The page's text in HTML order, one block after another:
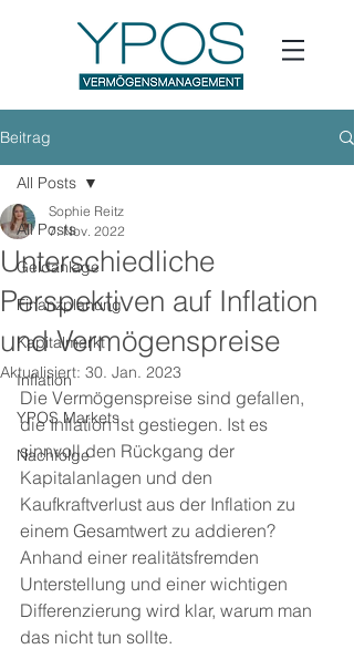
Beitrag
All Posts
Geldanlage
Finanzplanung
Kapitalmarkt
Inflation
YPOS Markets
Nachfolge
All Posts
Unterschiedliche
Perspektiven auf Inflation
und Vermögenspreise
Sophie Reitz
7. Nov. 2022
Aktualisiert: 30. Jan. 2023
Die Vermögenspreise sind gefallen,
die Inflation ist gestiegen. Ist es
sinnvoll den Rückgang der
Kapitalanlagen und den
Kaufkraftverlust aus der Inflation zu
einem Gesamtwert zu addieren?
Anhand einer realitätsfremden
Unterstellung und einer wichtigen
Differenzierung wird klar, warum man
das nicht tun sollte.